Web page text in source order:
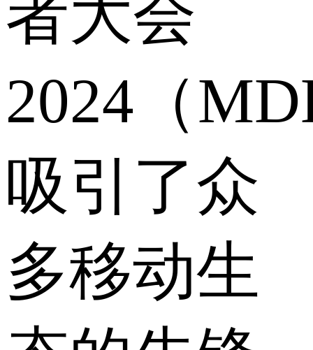
者大会
2024（
吸引了众
多移动生